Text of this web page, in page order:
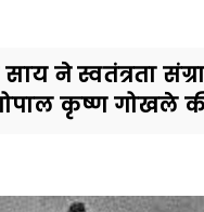
साय ने स्वतंत्रता
कृष्ण गोखले